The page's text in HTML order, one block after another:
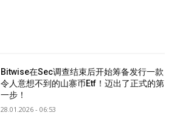
Bitwise在Sec调查结束后开始筹备发行一款
令人意想不到的山寨币Etf！迈出了正式的第
一步！
28.01.2026 - 06:53